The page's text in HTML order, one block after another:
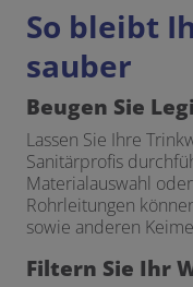
So bleibt
sauber
Beugen Sie
Lassen Sie Ihre
Sanitärprofis
Materialauswahl
Rohrleitungen
sowie anderen
Filtern Sie Ihr